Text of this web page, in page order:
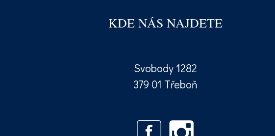
KDE NÁS NAJDETE
Svobody 1282
379 01 Třeboň